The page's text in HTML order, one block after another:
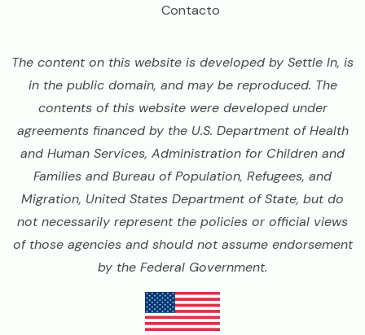
Contacto
The content on this website is developed by Settle In, is
in the public domain, and may be reproduced. The
contents of this website were developed under
agreements financed by the U.S. Department of Health
and Human Services, Administration for Children and
Families and Bureau of Population, Refugees, and
Migration, United States Department of State, but do
not necessarily represent the policies or official views
of those agencies and should not assume endorsement
by the Federal Government.